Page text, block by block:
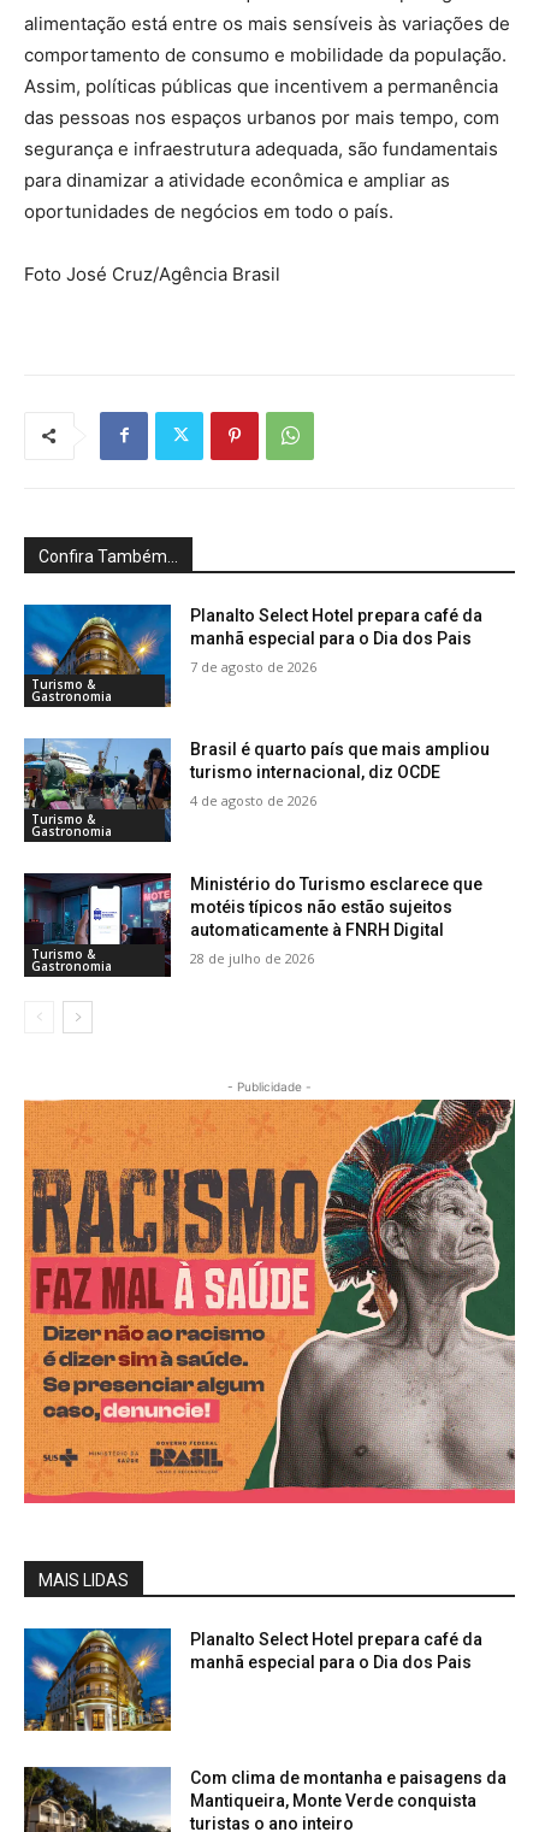
alimentação está entre os mais sensíveis às variações de
comportamento de consumo e mobilidade da população.
Assim, políticas públicas que incentivem a permanência
das pessoas nos espaços urbanos por mais tempo, com
segurança e infraestrutura adequada, são fundamentais
para dinamizar a atividade econômica e ampliar as
oportunidades de negócios em todo o país.
Foto José Cruz/Agência Brasil
Confira Também...
Turismo &
Gastronomia
Planalto Select Hotel prepara café da
manhã especial para o Dia dos Pais
7 de agosto de 2026
Turismo &
Gastronomia
Brasil é quarto país que mais ampliou
turismo internacional, diz OCDE
4 de agosto de 2026
Turismo &
Gastronomia
Ministério do Turismo esclarece que
motéis típicos não estão sujeitos
automaticamente à FNRH Digital
28 de julho de 2026
- Publicidade -
MAIS LIDAS
Planalto Select Hotel prepara café da
manhã especial para o Dia dos Pais
Com clima de montanha e paisagens da
Mantiqueira, Monte Verde conquista
turistas o ano inteiro